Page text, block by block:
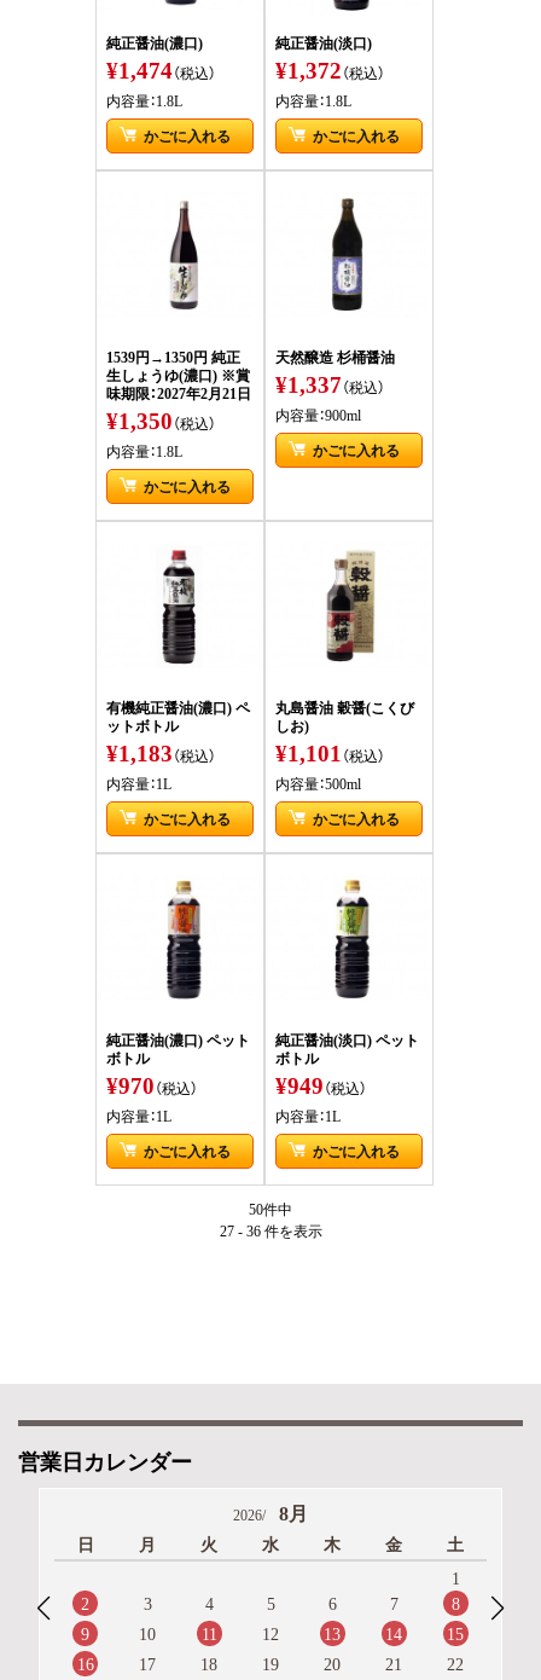
純正醤油(濃口)
¥1,474（税込）
内容量：1.8L
かごに入れる
純正醤油(淡口)
¥1,372（税込）
内容量：1.8L
かごに入れる
1539円→1350円 純正
生しょうゆ(濃口) ※賞
味期限：2027年2月21日
¥1,350（税込）
内容量：1.8L
かごに入れる
天然醸造 杉桶醤油
¥1,337（税込）
内容量：900ml
かごに入れる
有機純正醤油(濃口) ペ
ットボトル
¥1,183（税込）
内容量：1L
かごに入れる
丸島醤油 穀醤(こくび
しお)
¥1,101（税込）
内容量：500ml
かごに入れる
純正醤油(濃口) ペット
ボトル
¥970（税込）
内容量：1L
かごに入れる
純正醤油(淡口) ペット
ボトル
¥949（税込）
内容量：1L
かごに入れる
50件中
27 - 36 件を表示
営業日カレンダー
2026/ 8月
日 月 火 水 木 金
土
1
2
3 4 5 6 7
8
9
10 11 12 13 14
15
16
17 18 19 20 21
22